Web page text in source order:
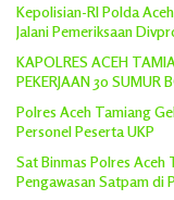
Kepolisian-RI Polda
Jalani Pemeriksaan
KAPOLRES ACEH
PEKERJAAN 30 SUMUR
Polres Aceh Tamiang
Personel Peserta UKP
Sat Binmas Polres
Pengawasan Satpam di